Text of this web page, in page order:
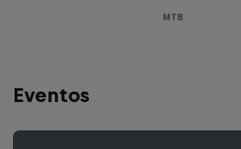
MTB
Eventos